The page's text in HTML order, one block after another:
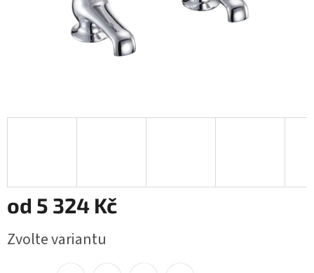
od 5 324 Kč
cena:
Zvolte variantu